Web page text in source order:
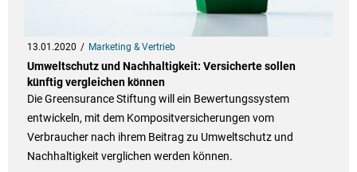
13.01.2020 Marketing & Vertrieb
Umweltschutz und Nachhaltigkeit: Versicherte sollen
künftig vergleichen können
Die Greensurance Stiftung will ein Bewertungssystem
entwickeln, mit dem Kompositversicherungen vom
Verbraucher nach ihrem Beitrag zu Umweltschutz und
Nachhaltigkeit verglichen werden können.